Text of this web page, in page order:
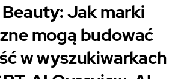
Jak marki
mogą budować
w wyszukiwarkach